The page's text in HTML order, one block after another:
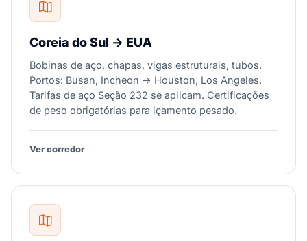
Coreia do Sul → EUA
Bobinas de aço, chapas, vigas estruturais, tubos.
Portos: Busan, Incheon → Houston, Los Angeles.
Tarifas de aço Seção 232 se aplicam. Certificações
de peso obrigatórias para içamento pesado.
Ver corredor